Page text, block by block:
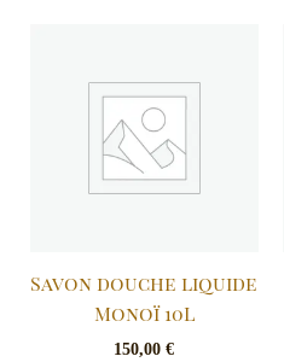
Savon douche liquide
Monoï 10L
150,00€